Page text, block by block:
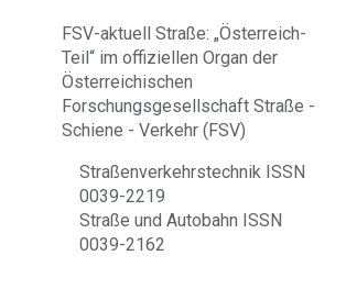
FSV-aktuell Straße: „Österreich-
Teil“ im offiziellen Organ der
Österreichischen
Forschungsgesellschaft Straße -
Schiene - Verkehr (FSV)
Straßenverkehrstechnik ISSN
0039-2219
Straße und Autobahn ISSN
0039-2162